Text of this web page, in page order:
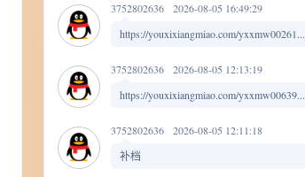
3752802636
2026-08-05 16:49:29
https://youxixiangmiao.com/yxxmw00261...
3752802636
2026-08-05 12:13:19
https://youxixiangmiao.com/yxxmw00639...
3752802636
2026-08-05 12:11:18
补档